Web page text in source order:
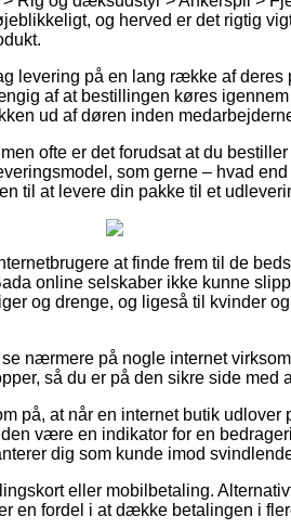
og herved er det rigtig
levering på en lang række af deres
af at bestillingen køres
ud af døren inden
ofte er det forudsat at du
som gerne – hvad
til at levere din pakke til et
at finde frem til de
online selskaber ikke kunne
og drenge, og ligeså til kvinder
nærmere på nogle internet
så du er på den sikre side med
på, at når en internet butik udlover
være en indikator for en
dig som kunde imod
eller mobilbetaling.
en fordel i at dække betalingen i